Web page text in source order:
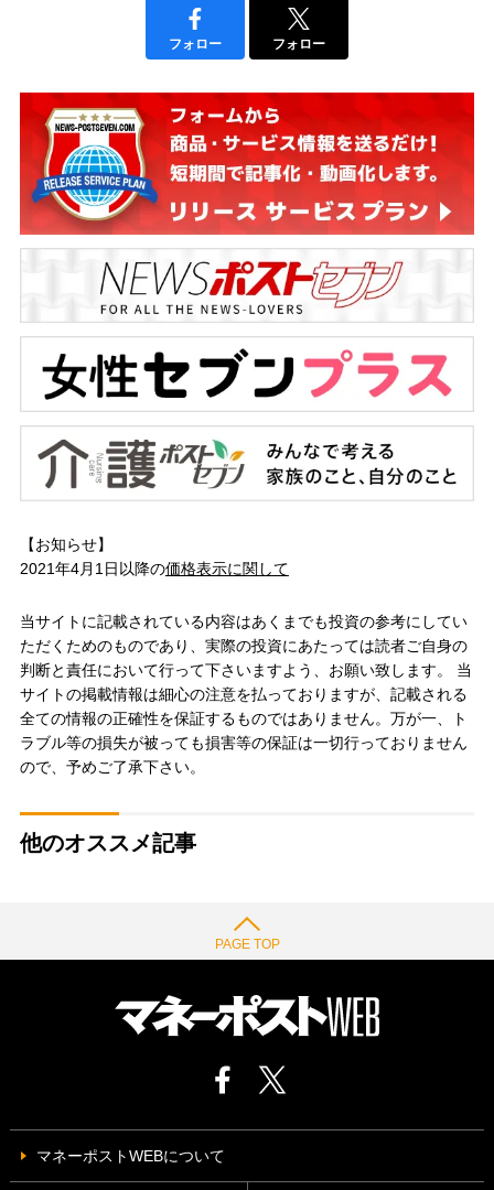
フォロー フォロー
【お知らせ】
2021年4月1日以降の価格表示に関して
当サイトに記載されている内容はあくまでも投資の参考にしてい
ただくためのものであり、実際の投資にあたっては読者ご自身の
判断と責任において行って下さいますよう、お願い致します。 当
サイトの掲載情報は細心の注意を払っておりますが、記載される
全ての情報の正確性を保証するものではありません。万が一、ト
ラブル等の損失が被っても損害等の保証は一切行っておりません
ので、予めご了承下さい。
他のオススメ記事
PAGE TOP
マネーポストWEBについて